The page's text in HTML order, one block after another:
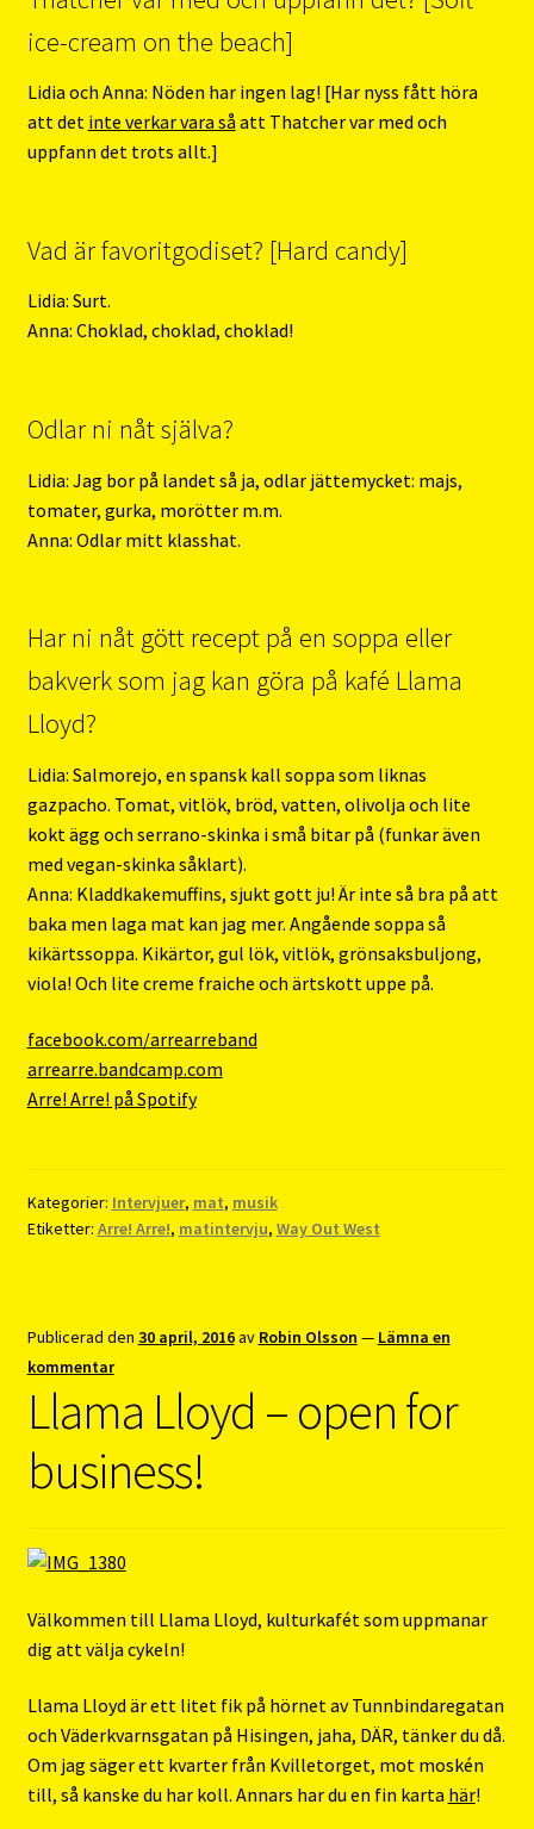
ice-cream on the beach]
Lidia och Anna: Nöden har ingen lag! [Har nyss fått höra
att det inte verkar vara så att Thatcher var med och
uppfann det trots allt.]
Vad är favoritgodiset? [Hard candy]
Lidia: Surt.
Anna: Choklad, choklad, choklad!
Odlar ni nåt själva?
Lidia: Jag bor på landet så ja, odlar jättemycket: majs,
tomater, gurka, morötter m.m.
Anna: Odlar mitt klasshat.
Har ni nåt gött recept på en soppa eller
bakverk som jag kan göra på kafé Llama
Lloyd?
Lidia: Salmorejo, en spansk kall soppa som liknas
gazpacho. Tomat, vitlök, bröd, vatten, olivolja och lite
kokt ägg och serrano-skinka i små bitar på (funkar även
med vegan-skinka såklart).
Anna: Kladdkakemuffins, sjukt gott ju! Är inte så bra på att
baka men laga mat kan jag mer. Angående soppa så
kikärtssoppa. Kikärtor, gul lök, vitlök, grönsaksbuljong,
viola! Och lite creme fraiche och ärtskott uppe på.
facebook.com/arrearreband
arrearre.bandcamp.com
Arre! Arre! på Spotify
Kategorier: Intervjuer, mat, musik
Etiketter: Arre! Arre!, matintervju, Way Out West
Publicerad den 30 april, 2016av Robin Olsson — Lämna en
kommentar
Llama Lloyd – open for
business!
Välkommen till Llama Lloyd, kulturkafét som uppmanar
dig att välja cykeln!
Llama Lloyd är ett litet fik på hörnet av Tunnbindaregatan
och Väderkvarnsgatan på Hisingen, jaha, DÄR, tänker du då.
Om jag säger ett kvarter från Kvilletorget, mot moskén
till, så kanske du har koll. Annars har du en fin karta här!